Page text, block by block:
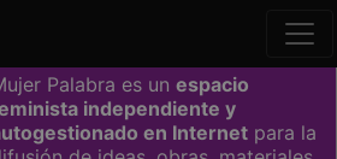
Palabra es un espacio
independiente y
en Internet para la